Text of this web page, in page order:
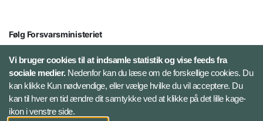
Følg Forsvarsministeriet
X
LinkedIn
Instagram
Vi bruger cookies til at indsamle statistik og vise feeds fra
sociale medier.Nedenfor kan du læse om de forskellige cookies. Du
kan klikke Kun nødvendige, eller vælge hvilke du vil acceptere. Du
kan til hver en tid ændre dit samtykke ved at klikke på det lille kage-
ikon i venstre side.